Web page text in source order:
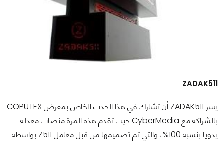
ZADAK511
يسر ZADAK511 أن تشارك في هذا الحدث الخاص بمعرض COPUTEX
بالشراكة مع CyberMedia حيث تقدم هذه المرة منصات معدلة
يدويا بنسبة 100%، والتي تم تصميمها من قبل معامل Z511 بواسطة